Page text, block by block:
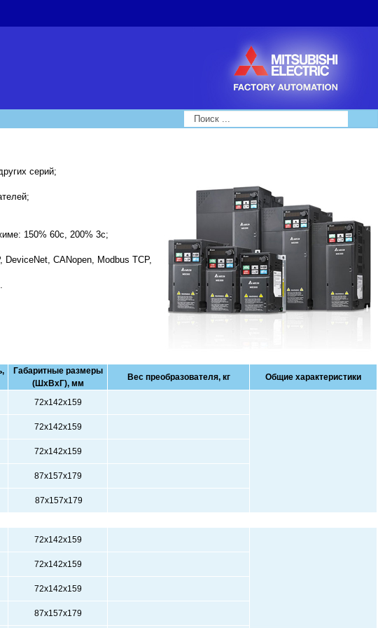
Search...
серий;
150% 60с, 200% 3с;
DeviceNet, CANopen, Modbus TCP,
Габаритные размеры
(ШхВхГ), мм
Вес преобразователя, кг Общие характеристики
72х142х159
72х142х159
72х142х159
87х157х179
87х157х179
72х142х159
72х142х159
72х142х159
87х157х179